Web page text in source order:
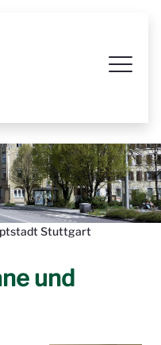
Stuttgart
und